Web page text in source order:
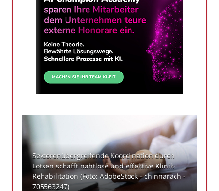
Sektorenübergreifende Koordination durch
Lotsen schafft nahtlose und effektive Klinik-
Rehabilitation (Foto: AdobeStock - chinnarach -
705563247)